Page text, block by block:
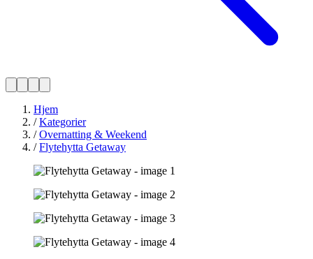
Hjem
/Kategorier
/Overnatting & Weekend
/Flytehytta Getaway